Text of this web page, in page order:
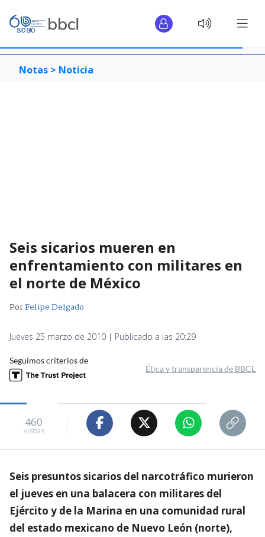
Notas > Noticia
Seis sicarios mueren en
enfrentamiento con militares en
el norte de México
PorFelipe Delgado
Jueves 25 marzo de 2010 | Publicado a las 20:29
Seguimos criterios de
Ética y transparencia de BBCL
460
visitas
Seis presuntos sicarios del narcotráfico murieron
el jueves en una balacera con militares del
Ejército y de la Marina en una comunidad rural
del estado mexicano de Nuevo León (norte),